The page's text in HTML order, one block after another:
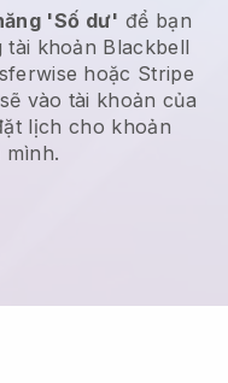
'Số dư' để bạn
tài khoản Blackbell
hoặc Stripe
vào tài khoản của
lịch cho khoản
mình.